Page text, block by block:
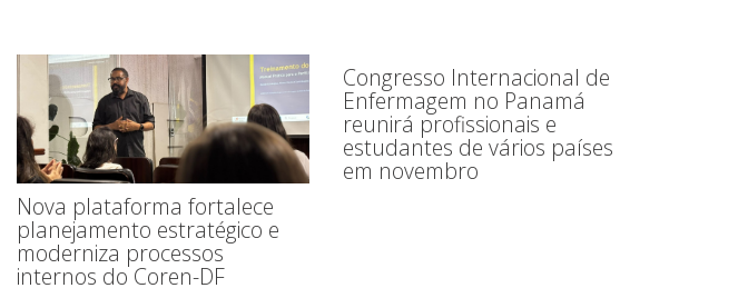
Nova plataforma fortalece
planejamento estratégico e
moderniza processos
internos do Coren-DF
Congresso Internacional de
Enfermagem no Panamá
reunirá profissionais e
estudantes de vários países
em novembro